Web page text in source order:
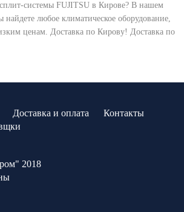
системы FUJITSU в Кирове? В нашем
найдете любое климатическое оборудование,
ценам. Доставка по Кирову! Доставка по
Доставка и оплата
Контакты
2018